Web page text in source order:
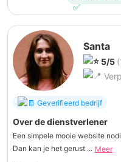
Santa
5/5
Geverifieerd bedrijf
Over de dienstverlener
Een simpele mooie website
Dan kan je het gerust ... Meer